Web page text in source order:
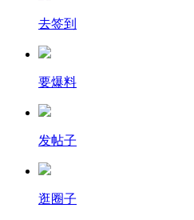
去签到
要爆料
发帖子
逛圈子